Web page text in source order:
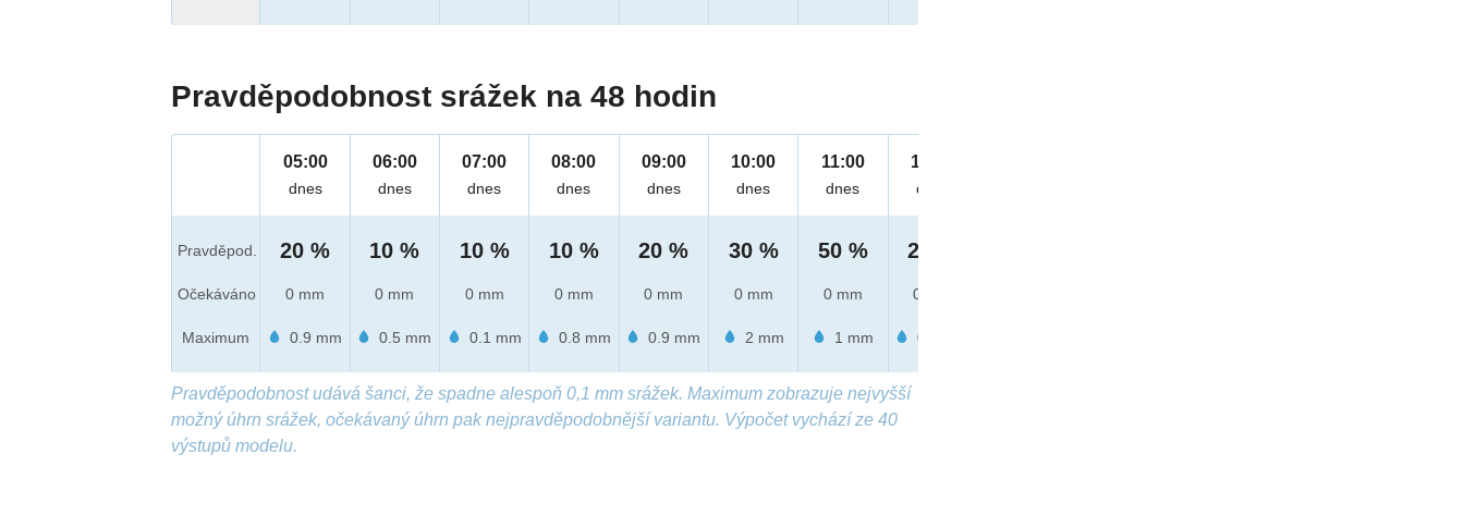
Pravděpodobnost srážek na 48 hodin
Pravděpod.
Očekáváno
Maximum
05:00
dnes
20 %
0 mm
0.9 mm
06:00
dnes
10 %
0 mm
0.5 mm
07:00
dnes
10 %
0 mm
0.1 mm
08:00
dnes
10 %
0 mm
0.8 mm
09:00
dnes
20 %
0 mm
0.9 mm
10:00
dnes
30 %
0 mm
2 mm
11:00
dnes
50 %
0 mm
1 mm
12:00
dnes
20 %
0 mm
0.9 mm
Pravděpodobnost udává šanci, že spadne alespoň 0,1 mm srážek. Maximum zobrazuje nejvyšší
možný úhrn srážek, očekávaný úhrn pak nejpravděpodobnější variantu. Výpočet vychází ze 40
výstupů modelu.